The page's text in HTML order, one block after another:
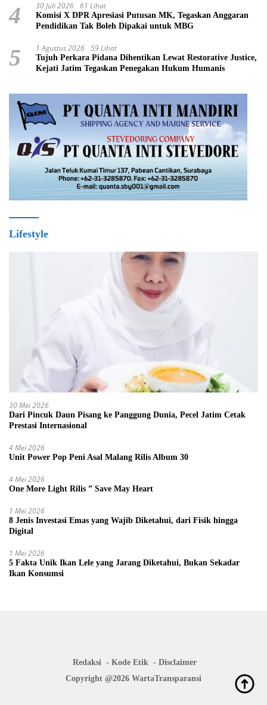
4 30 Juli 2026 61 Lihat
Komisi X DPR Apresiasi Putusan MK, Tegaskan Anggaran
Pendidikan Tak Boleh Dipakai untuk MBG
5 1 Agustus 2026 59 Lihat
Tujuh Perkara Pidana Dihentikan Lewat Restorative Justice,
Kejati Jatim Tegaskan Penegakan Hukum Humanis
Lifestyle
30 Mei 2026
Dari Pincuk Daun Pisang ke Panggung Dunia, Pecel Jatim Cetak
Prestasi Internasional
4 Mei 2026
Unit Power Pop Peni Asal Malang Rilis Album 30
4 Mei 2026
One More Light Rilis ” Save May Heart
1 Mei 2026
8 Jenis Investasi Emas yang Wajib Diketahui, dari Fisik hingga
Digital
1 Mei 2026
5 Fakta Unik Ikan Lele yang Jarang Diketahui, Bukan Sekadar
Ikan Konsumsi
Redaksi Kode Etik
Disclaimer
Copyright @2026 WartaTransparansi